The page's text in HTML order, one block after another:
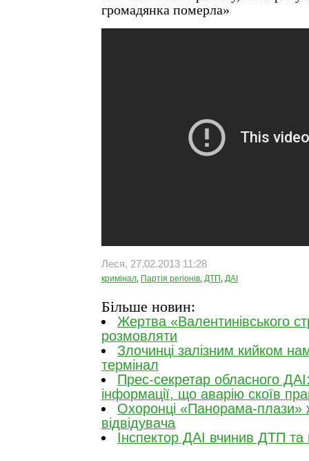
громадянка померла»
Леся, 27.02.2013 11:28
кримінал, Партія регіонів, ДТП , ДАІ
Більше новин:
Жертва «Валентинівського
розмовляти
Злочинці залізним кийком
термінал
Прес-секретар обласного
інформації, що аварію скоїв
Охоронці «Панорама-плази»
відвідувача
Інспектор ДАІ вчинив ДТП та